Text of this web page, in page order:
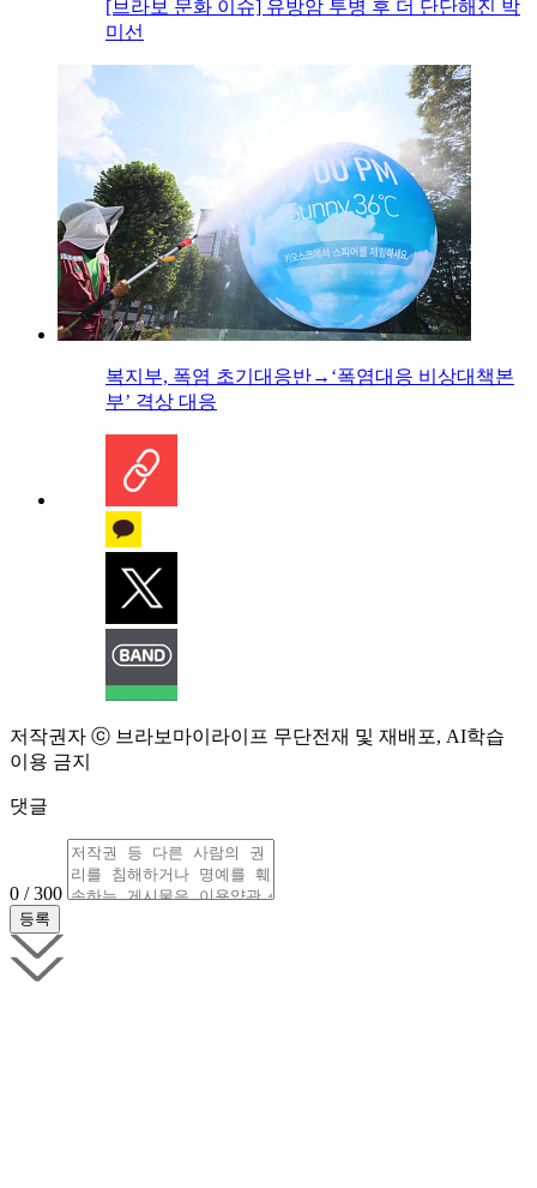
[브라보 문화 이슈] 유방암 투병 후 더 단단해진 박
미선
복지부, 폭염 초기대응반→‘폭염대응 비상대책본
부’ 격상 대응
저작권자 ⓒ 브라보마이라이프 무단전재 및 재배포, AI학습
이용 금지
댓글
0 / 300